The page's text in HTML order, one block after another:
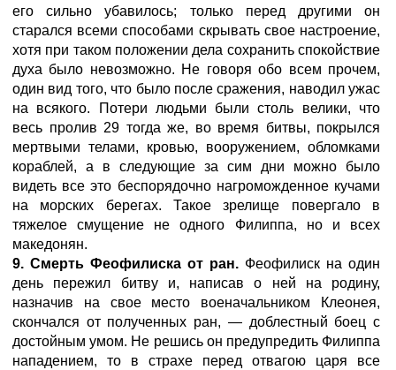
его сильно убавилось; только перед другими он
старался всеми способами скрывать свое настроение,
хотя при таком положении дела сохранить спокойствие
духа было невозможно. Не говоря обо всем прочем,
один вид того, что было после сражения, наводил ужас
на всякого. Потери людьми были столь велики, что
весь пролив 29 тогда же, во время битвы, покрылся
мертвыми телами, кровью, вооружением, обломками
кораблей, а в следующие за сим дни можно было
видеть все это беспорядочно нагроможденное кучами
на морских берегах. Такое зрелище повергало в
тяжелое смущение не одного Филиппа, но и всех
македонян.
9. Смерть Феофилиска от ран. Феофилиск на один
день пережил битву и, написав о ней на родину,
назначив на свое место военачальником Клеонея,
скончался от полученных ран, — доблестный боец с
достойным умом. Не решись он предупредить Филиппа
нападением, то в страхе перед отвагою царя все